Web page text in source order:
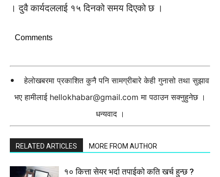
। दुवै कार्यदललाई १५ दिनको समय दिएको छ ।
Comments
हेलोखबरमा प्रकाशित कुनै पनि सामग्रीबारे केही गुनासो तथा सुझाव
भए हामीलाई hellokhabar@gmail.com मा पठाउन सक्नुहुनेछ ।
धन्यवाद ।
RELATED ARTICLES MORE FROM AUTHOR
१० कित्ता सेयर भर्दा तपाईको कति खर्च हुन्छ ?